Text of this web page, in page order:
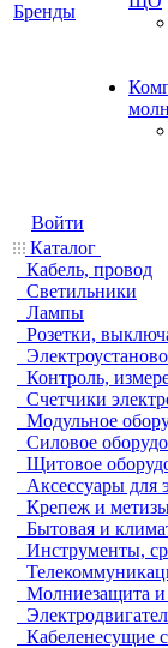
Бренды
Войти
Каталог
Кабель, провод
Светильники
Лампы
Розетки,
Контроль,
Счетчики
Модульное
Силовое
Щитовое
Аксессуары для
Крепеж и
Бытовая и
Инструменты,
Молниезащита и
Кабеленесущие